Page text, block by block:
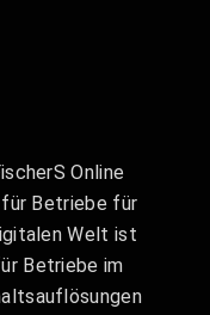
Online
Betriebe für
Welt ist
Betriebe im